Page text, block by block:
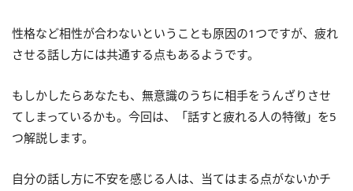
性格など相性が合わないということも原因の1つですが、疲れ
させる話し方には共通する点もあるようです。
もしかしたらあなたも、無意識のうちに相手をうんざりさせ
てしまっているかも。今回は、「話すと疲れる人の特徴」を5
つ解説します。
自分の話し方に不安を感じる人は、当てはまる点がないかチ